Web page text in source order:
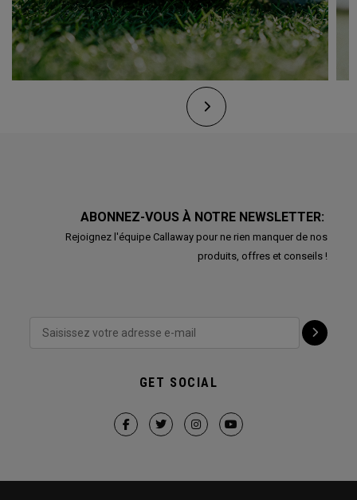
ABONNEZ-VOUS À NOTRE NEWSLETTER:
Rejoignez l'équipe Callaway pour ne rien manquer de nos
produits, offres et conseils !
GET SOCIAL